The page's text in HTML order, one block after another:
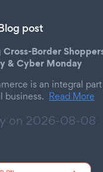
post
Border
& Cyber Monday
is an integral
business. Read More
on 2026-08-08